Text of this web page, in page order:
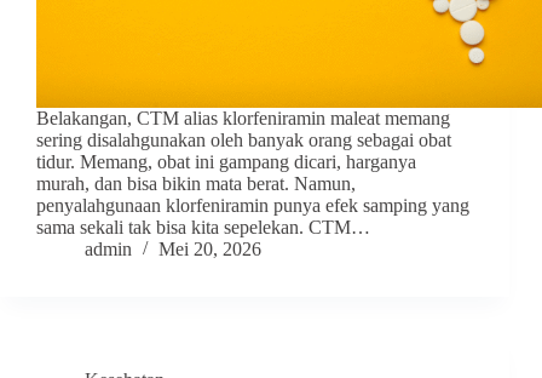
Belakangan, CTM alias klorfeniramin maleat memang
sering disalahgunakan oleh banyak orang sebagai obat
tidur. Memang, obat ini gampang dicari, harganya
murah, dan bisa bikin mata berat. Namun,
penyalahgunaan klorfeniramin punya efek samping yang
sama sekali tak bisa kita sepelekan. CTM…
admin
Mei 20, 2026